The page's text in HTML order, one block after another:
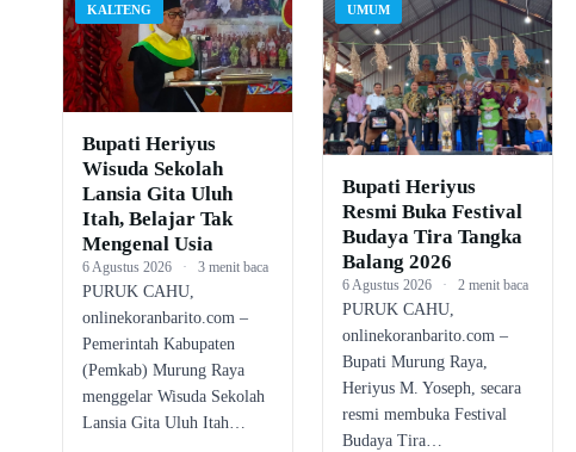
KALTENG
Bupati Heriyus
Wisuda Sekolah
Lansia Gita Uluh
Itah, Belajar Tak
Mengenal Usia
6 Agustus 2026 · 3 menit baca
PURUK CAHU,
onlinekoranbarito.com –
Pemerintah Kabupaten
(Pemkab) Murung Raya
menggelar Wisuda Sekolah
Lansia Gita Uluh Itah…
UMUM
Bupati Heriyus
Resmi Buka Festival
Budaya Tira Tangka
Balang 2026
6 Agustus 2026 · 2 menit baca
PURUK CAHU,
onlinekoranbarito.com –
Bupati Murung Raya,
Heriyus M. Yoseph, secara
resmi membuka Festival
Budaya Tira…